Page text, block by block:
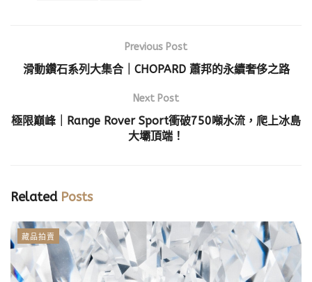
Previous Post
滑動鑽石系列大集合｜CHOPARD 蕭邦的永續奢侈之路
Next Post
極限巔峰｜Range Rover Sport衝破750噸水流，爬上冰島
大壩頂端！
RelatedPosts
藏品拍賣